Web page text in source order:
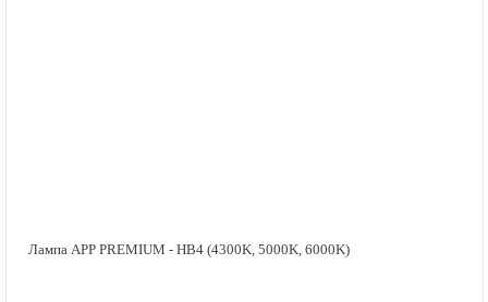
Лампа APP PREMIUM - HB4 (4300K, 5000K, 6000K)